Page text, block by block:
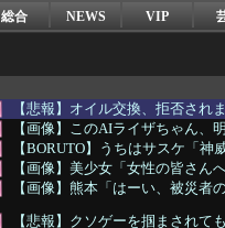
総合 NEWS VIP
【悲報】オイル交換、拒否され
【画像】このAIライザちゃん、
【BORUTO】うちはサスケ「神
【画像】美少女「女性の皆さん
【画像】熊本「はーい、被災者
【悲報】クソゲーを掴まされて